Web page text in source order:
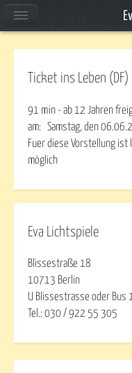
Eva Lichtspiele
Blissestraße 18
10713 Berlin
U Blissestrasse oder Bus
Tel.: 030 / 922 55 305
Ticket ins Leben (DF)
91 min - ab 12 Jahren
am: Samstag, den
Fuer diese Vorstellung ist
möglich